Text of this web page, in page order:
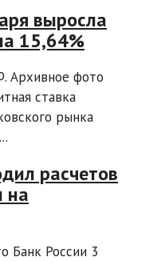
выросла
15,64%
Архивное фото
ставка
рынка
расчетов
на
Банк России 3